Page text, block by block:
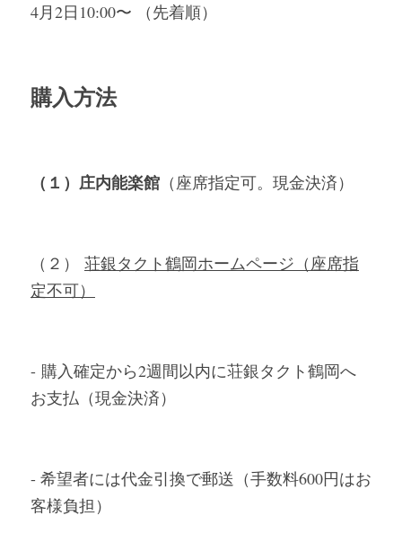
4月2日10:00〜 （先着順）
購入方法
（１）庄内能楽館 （座席指定可。現金決済）
（２）
荘銀タクト鶴岡ホームページ（座席指
定不可）
- 購入確定から2週間以内に荘銀タクト鶴岡へ
お支払（現金決済）
- 希望者には代金引換で郵送（手数料600円はお
客様負担）